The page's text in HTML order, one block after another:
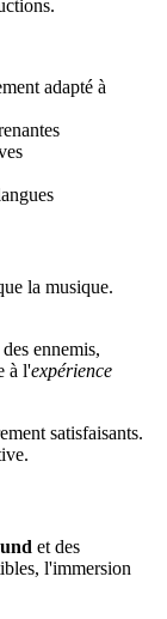
adapté à
la musique.
ennemis,
à l'expérience
satisfaisants.
et des
l'immersion